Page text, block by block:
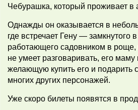
Чебурашка, который проживает в
Однажды он оказывается в
где встречает Гену — замкнутого
работающего садовником в роще,
не умеет разговаривать, его
желающую купить его и подарить
многих других персонажей.
Уже скоро билеты появятся в